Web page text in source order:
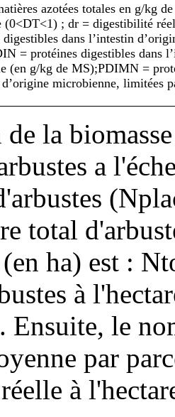
azotées totales en g/kg
(0<DT<1) ; dr = digestibilité
digestibles dans l’intestin
= protéines digestibles dans
(en g/kg de MS);PDIMN =
microbienne, limitées
la
a
total
ha) est :
à
Ensuite, le
par
à